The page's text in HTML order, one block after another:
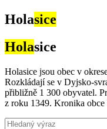
Holasice
Holasice
Holasice jsou obec v
Rozkládají se v Dyjsko-
přibližně 1 300 obyvatel.
z roku 1349. Kronika obce